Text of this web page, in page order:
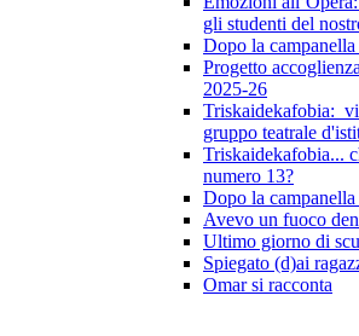
gli studenti del
Dopo la
Progetto
2025-26
Triskaidekafobia:
gruppo teatrale
Triskaidekafobia...
numero 13?
Dopo la
Avevo un fuoco
Ultimo giorno di
Spiegato (d)ai
Omar si racconta